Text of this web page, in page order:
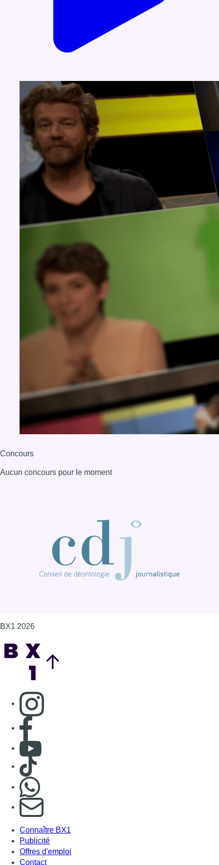
Concours
Aucun concours pour le moment
BX1 2026
Consulter page Instagram
Consulter page Facebook
Consulter Youtube
Consulter TikTok
S'abonner à notre newsletter
Connaître BX1
Publicité
Offres d'emploi
Contact